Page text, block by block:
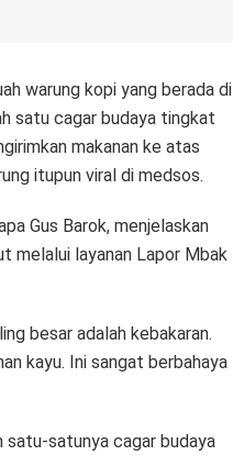
warung kopi yang berada di
satu cagar budaya tingkat
makanan ke atas
itupun viral di medsos.
Gus Barok, menjelaskan
melalui layanan Lapor Mbak
besar adalah kebakaran.
kayu. Ini sangat berbahaya
satu-satunya cagar budaya